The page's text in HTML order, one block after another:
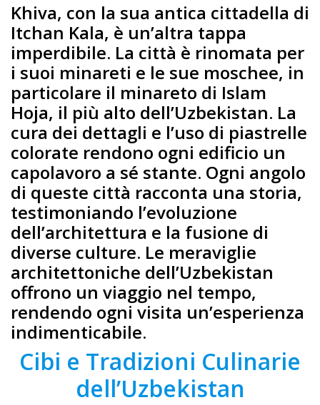
Khiva, con la sua antica cittadella di
Itchan Kala, è un’altra tappa
imperdibile. La città è rinomata per
i suoi minareti e le sue moschee, in
particolare il minareto di Islam
Hoja, il più alto dell’Uzbekistan. La
cura dei dettagli e l’uso di piastrelle
colorate rendono ogni edificio un
capolavoro a sé stante. Ogni angolo
di queste città racconta una storia,
testimoniando l’evoluzione
dell’architettura e la fusione di
diverse culture. Le meraviglie
architettoniche dell’Uzbekistan
offrono un viaggio nel tempo,
rendendo ogni visita un’esperienza
indimenticabile.
Cibi e Tradizioni Culinarie
dell’Uzbekistan